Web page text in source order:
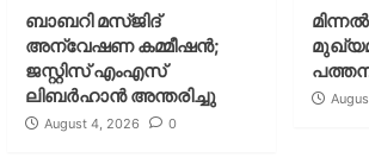
ബാബറി മസ്ജിദ്
അന്വേഷണ കമ്മീഷന്‍;
ജസ്റ്റിസ് എംഎസ്
ലിബര്‍ഹാന്‍ അന്തരിച്ചു
August 4, 2026 0